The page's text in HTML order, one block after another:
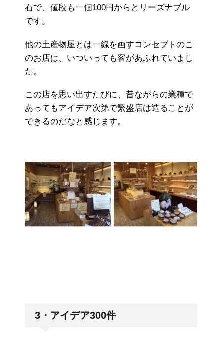
石で、値段も一個100円からとリーズナブル
です。
他の土産物屋とは一線を画すコンセプトのこ
のお店は、いついっても客があふれていまし
た。
この店を思い出すたびに、昔ながらの業種で
あってもアイデア次第で繁盛店は造ることが
できるのだなと感じます。
3・アイデア300件